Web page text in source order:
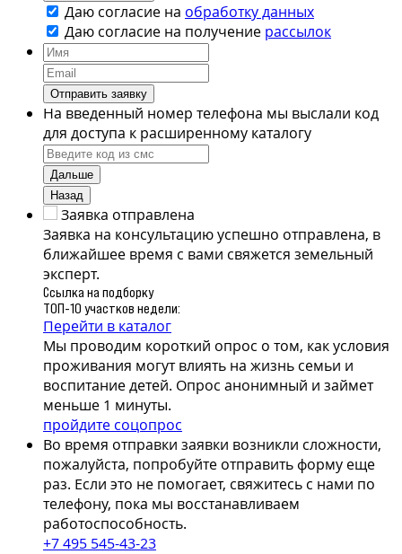
Даю согласие на обработку данных
Даю согласие на получение рассылок
Отправить заявку
На введенный номер телефона мы выслали код
для доступа к расширенному каталогу
Дальше
Назад
Заявка отправлена
Заявка на консультацию успешно отправлена, в
ближайшее время с вами свяжется земельный
эксперт.
Ссылка на подборку
ТОП-10 участков недели:
Перейти в каталог
Мы проводим короткий опрос о том, как условия
проживания могут влиять на жизнь семьи и
воспитание детей. Опрос анонимный и займет
меньше 1 минуты.
пройдите соцопрос
Во время отправки заявки возникли сложности,
пожалуйста, попробуйте отправить форму еще
раз. Если это не помогает, свяжитесь с нами по
телефону, пока мы восстанавливаем
работоспособность.
+7 495 545-43-23